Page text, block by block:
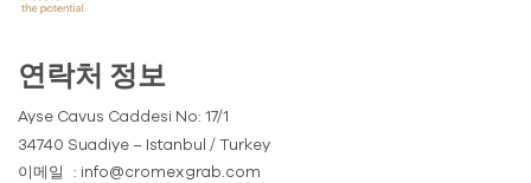
연락처 정보
Ayse Cavus Caddesi No: 17/1
34740 Suadiye – Istanbul / Turkey
이메일
: info@cromexgrab.com